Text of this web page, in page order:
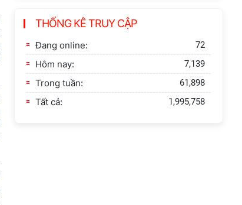
và lựa chọn chính sách”
Khai quật công trường
khai thác đá xây dựng
Thành Nhà Hồ ở núi An
Tôn
Thông báo bổ sung về
THỐNG KÊ TRUY CẬP
Đang online: 72
Hôm nay: 7,139
Trong tuần: 61,898
Tất cả: 1,995,758